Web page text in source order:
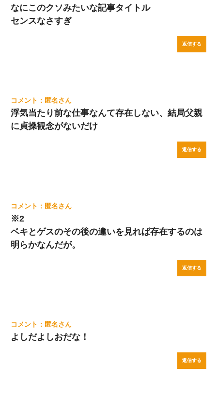
なにこのクソみたいな記事タイトル
センスなさすぎ
返信する
匿名
浮気当たり前な仕事なんて存在しない、結局父親
に貞操観念がないだけ
返信する
匿名
※2
ベキとゲスのその後の違いを見れば存在するのは
明らかなんだが。
返信する
匿名
よしだよしおだな！
返信する